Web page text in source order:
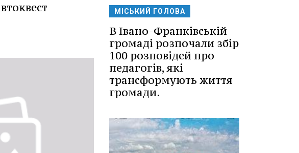
МІСЬКИЙ ГОЛОВА
В Івано-Франківській
громаді розпочали збір
100 розповідей про
педагогів, які
трансформують життя
громади.